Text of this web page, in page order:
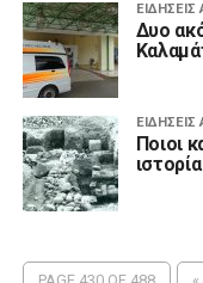
Δυο
Ποιοι